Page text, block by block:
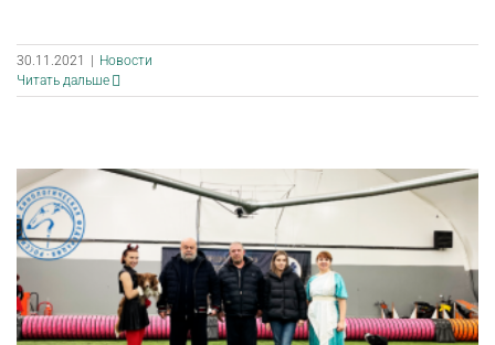
30.11.2021
Новости
Читать дальше